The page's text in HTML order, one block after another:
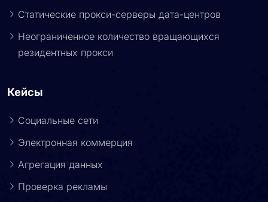
Статические прокси-серверы дата-центров
Неограниченное количество вращающихся
резидентных прокси
Кейсы
Социальные сети
Электронная коммерция
Агрегация данных
Проверка рекламы